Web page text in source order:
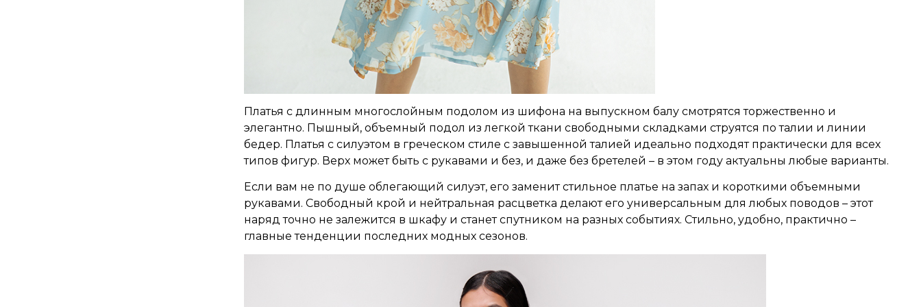
Платья с длинным многослойным подолом из шифона на выпускном балу смотрятся торжественно и
элегантно. Пышный, объемный подол из легкой ткани свободными складками струятся по талии и линии
бедер. Платья с силуэтом в греческом стиле с завышенной талией идеально подходят практически для всех
типов фигур. Верх может быть с рукавами и без, и даже без бретелей – в этом году актуальны любые варианты.
Если вам не по душе облегающий силуэт, его заменит стильное платье на запах и короткими объемными
рукавами. Свободный крой и нейтральная расцветка делают его универсальным для любых поводов – этот
наряд точно не залежится в шкафу и станет спутником на разных событиях. Стильно, удобно, практично –
главные тенденции последних модных сезонов.